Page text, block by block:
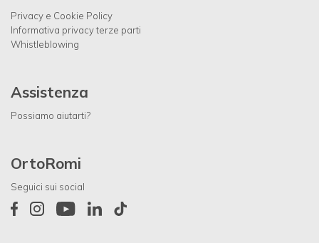
Privacy e Cookie Policy
Informativa privacy terze parti
Whistleblowing
Assistenza
Possiamo aiutarti?
OrtoRomi
Seguici sui social